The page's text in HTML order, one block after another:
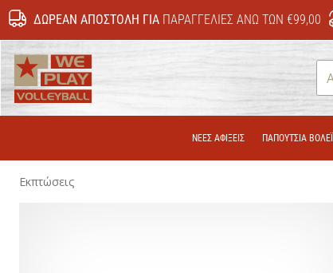
ΔΩΡΕΆΝ ΑΠΟΣΤΟΛΉ ΓΙΑΠΑΡΑΓΓΕΛΊΕΣ ΆΝΩ ΤΩΝ €99,00
ΝΕΕΣ ΑΦΙΞΕΙΣ ΠΑΠΟΎΤΣΙΑ ΒΌΛΕΪ
Εκπτώσεις